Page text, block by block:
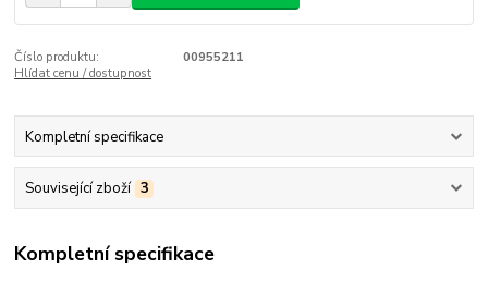
Číslo produktu:
00955211
Hlídat cenu / dostupnost
Kompletní specifikace
Související zboží 3
Kompletní specifikace